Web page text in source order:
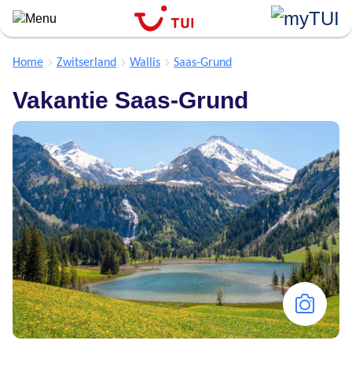
Aller
contenu
Home Zwitserland Wallis Saas-Grund
Vakantie Saas-Grund